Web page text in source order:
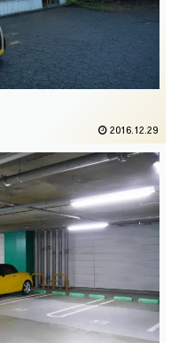
2016.12.29